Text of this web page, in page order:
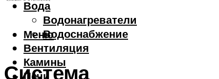
Вода
Водонагреватели
Водоснабжение
Вентиляция
Камины
Печи
Меню
Система